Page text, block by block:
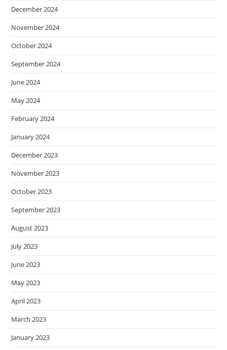
December 2024
November 2024
October 2024
September 2024
June 2024
May 2024
February 2024
January 2024
December 2023
November 2023
October 2023
September 2023
August 2023
July 2023
June 2023
May 2023
April 2023
March 2023
January 2023